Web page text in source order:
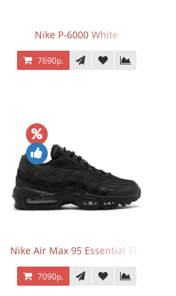
Nike P-6000 White
7690р.
Nike Air Max 95 Essential Triple Black
7090р.